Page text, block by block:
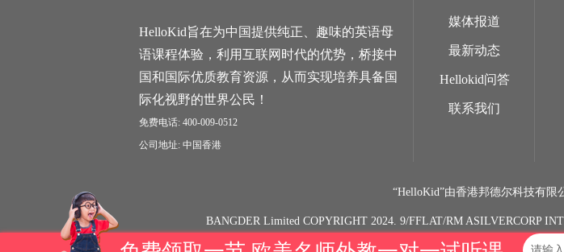
HelloKid旨在为中国提供纯正、趣味的英语母
语课程体验，利用互联网时代的优势，桥接中
国和国际优质教育资源，从而实现培养具备国
际化视野的世界公民！
免费电话: 400-009-0512
公司地址: 中国香港
媒体报道
最新动态
Hellokid问答
联系我们
“HelloKid”由香港邦德尔科技有限
BANGDER Limited COPYRIGHT 2024. 9/FFLAT/RM ASILVERCORP